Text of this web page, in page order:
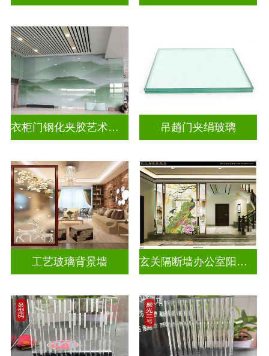
衣柜门钢化夹胶艺术玻璃 吊趟门夹绢玻璃
工艺玻璃背景墙 玄关隔断墙办公室阳台挡门山水画背景墙玻璃